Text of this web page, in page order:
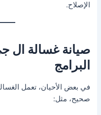
الإصلاح.
صيانة غسالة ال
البرامج
في بعض الأحيان، تعمل
صحيح، مثل: